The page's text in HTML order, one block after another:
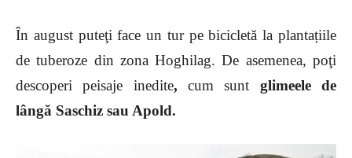
În august puteţi face un tur pe bicicletă la plantațiile
de tuberoze din zona Hoghilag. De asemenea, poţi
descoperi peisaje inedite,cum sunt glimeele de
lângă Saschiz sau Apold.